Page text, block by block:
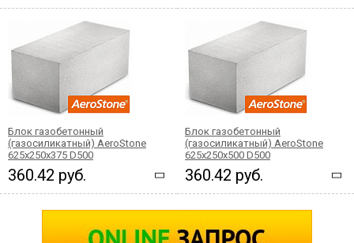
Блок газобетонный
(газосиликатный) AeroStone
625x250x375 D500
360.42 руб.
Блок газобетонный
(газосиликатный) AeroStone
625x250x500 D500
360.42 руб.